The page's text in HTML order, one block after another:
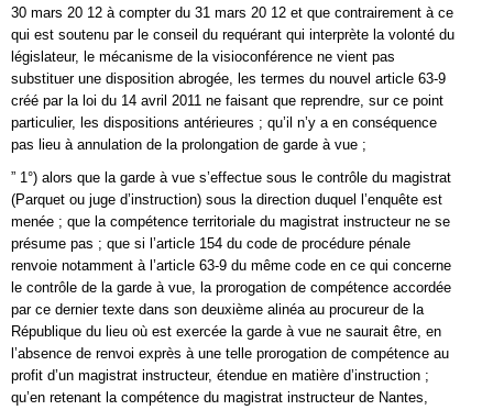
30 mars 20 12 à compter du 31 mars 20 12 et que contrairement à ce
qui est soutenu par le conseil du requérant qui interprète la volonté du
législateur, le mécanisme de la visioconférence ne vient pas
substituer une disposition abrogée, les termes du nouvel article 63-9
créé par la loi du 14 avril 2011 ne faisant que reprendre, sur ce point
particulier, les dispositions antérieures ; qu’il n’y a en conséquence
pas lieu à annulation de la prolongation de garde à vue ;
” 1°) alors que la garde à vue s’effectue sous le contrôle du magistrat
(Parquet ou juge d’instruction) sous la direction duquel l’enquête est
menée ; que la compétence territoriale du magistrat instructeur ne se
présume pas ; que si l’article 154 du code de procédure pénale
renvoie notamment à l’article 63-9 du même code en ce qui concerne
le contrôle de la garde à vue, la prorogation de compétence accordée
par ce dernier texte dans son deuxième alinéa au procureur de la
République du lieu où est exercée la garde à vue ne saurait être, en
l’absence de renvoi exprès à une telle prorogation de compétence au
profit d’un magistrat instructeur, étendue en matière d’instruction ;
qu’en retenant la compétence du magistrat instructeur de Nantes,